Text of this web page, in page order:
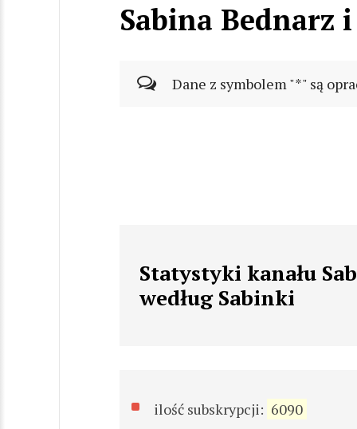
Sabina Bednarz
Dane z symbolem "*" są
Statystyki kanału
według Sabinki
ilość subskrypcji: 6090